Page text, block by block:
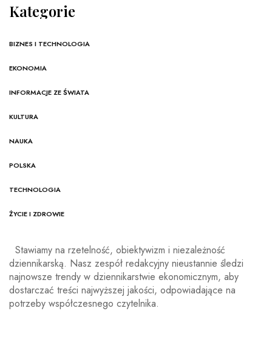
Kategorie
BIZNES I TECHNOLOGIA
EKONOMIA
INFORMACJE ZE ŚWIATA
KULTURA
NAUKA
POLSKA
TECHNOLOGIA
ŻYCIE I ZDROWIE
Stawiamy na rzetelność, obiektywizm i niezależność
dziennikarską. Nasz zespół redakcyjny nieustannie śledzi
najnowsze trendy w dziennikarstwie ekonomicznym, aby
dostarczać treści najwyższej jakości, odpowiadające na
potrzeby współczesnego czytelnika.